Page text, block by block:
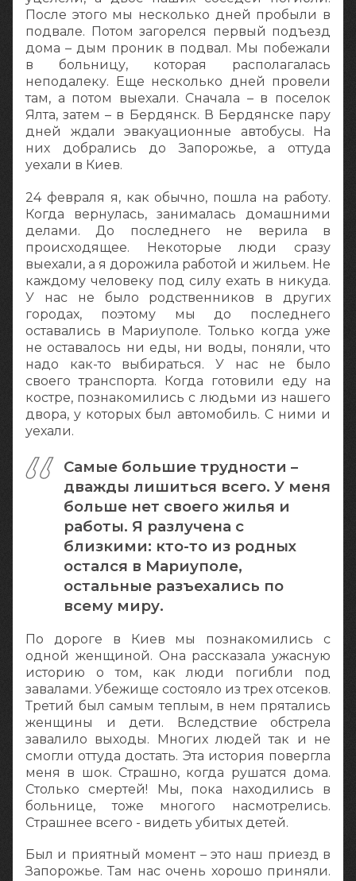
После этого мы несколько дней пробыли в
подвале. Потом загорелся первый подъезд
дома – дым проник в подвал. Мы побежали
в больницу, которая располагалась
неподалеку. Еще несколько дней провели
там, а потом выехали. Сначала – в поселок
Ялта, затем – в Бердянск. В Бердянске пару
дней ждали эвакуационные автобусы. На
них добрались до Запорожье, а оттуда
уехали в Киев.
24 февраля я, как обычно, пошла на работу.
Когда вернулась, занималась домашними
делами. До последнего не верила в
происходящее. Некоторые люди сразу
выехали, а я дорожила работой и жильем. Не
каждому человеку под силу ехать в никуда.
У нас не было родственников в других
городах, поэтому мы до последнего
оставались в Мариуполе. Только когда уже
не оставалось ни еды, ни воды, поняли, что
надо как-то выбираться. У нас не было
своего транспорта. Когда готовили еду на
костре, познакомились с людьми из нашего
двора, у которых был автомобиль. С ними и
уехали.
Самые большие трудности –
дважды лишиться всего. У меня
больше нет своего жилья и
работы. Я разлучена с
близкими: кто-то из родных
остался в Мариуполе,
остальные разъехались по
всему миру.
По дороге в Киев мы познакомились с
одной женщиной. Она рассказала ужасную
историю о том, как люди погибли под
завалами. Убежище состояло из трех отсеков.
Третий был самым теплым, в нем прятались
женщины и дети. Вследствие обстрела
завалило выходы. Многих людей так и не
смогли оттуда достать. Эта история повергла
меня в шок. Страшно, когда рушатся дома.
Столько смертей! Мы, пока находились в
больнице, тоже многого насмотрелись.
Страшнее всего - видеть убитых детей.
Был и приятный момент – это наш приезд в
Запорожье. Там нас очень хорошо приняли.